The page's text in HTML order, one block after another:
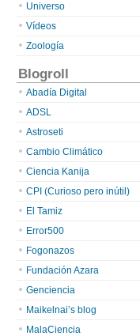
Universo
Vídeos
Zoología
Blogroll
Abadía Digital
ADSL
Astroseti
Cambio Climático
Ciencia Kanija
CPI (Curioso pero inútil)
El Tamiz
Error500
Fogonazos
Fundación Azara
Genciencia
Maikelnai’s blog
MalaCiencia